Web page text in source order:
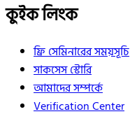
কুইক লিংক
ফ্রি সেমিনারের সময়সূচি
সাকসেস স্টোরি
আমাদের সম্পর্কে
Verification Center